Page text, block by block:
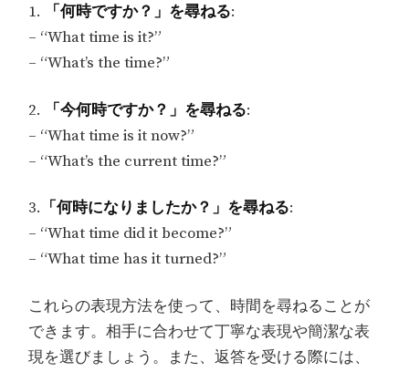
1. 「何時ですか？」を尋ねる:
– “What time is it?”
– “What’s the time?”
2. 「今何時ですか？」を尋ねる:
– “What time is it now?”
– “What’s the current time?”
3. 「何時になりましたか？」を尋ねる:
– “What time did it become?”
– “What time has it turned?”
これらの表現方法を使って、時間を尋ねることが
できます。相手に合わせて丁寧な表現や簡潔な表
現を選びましょう。また、返答を受ける際には、